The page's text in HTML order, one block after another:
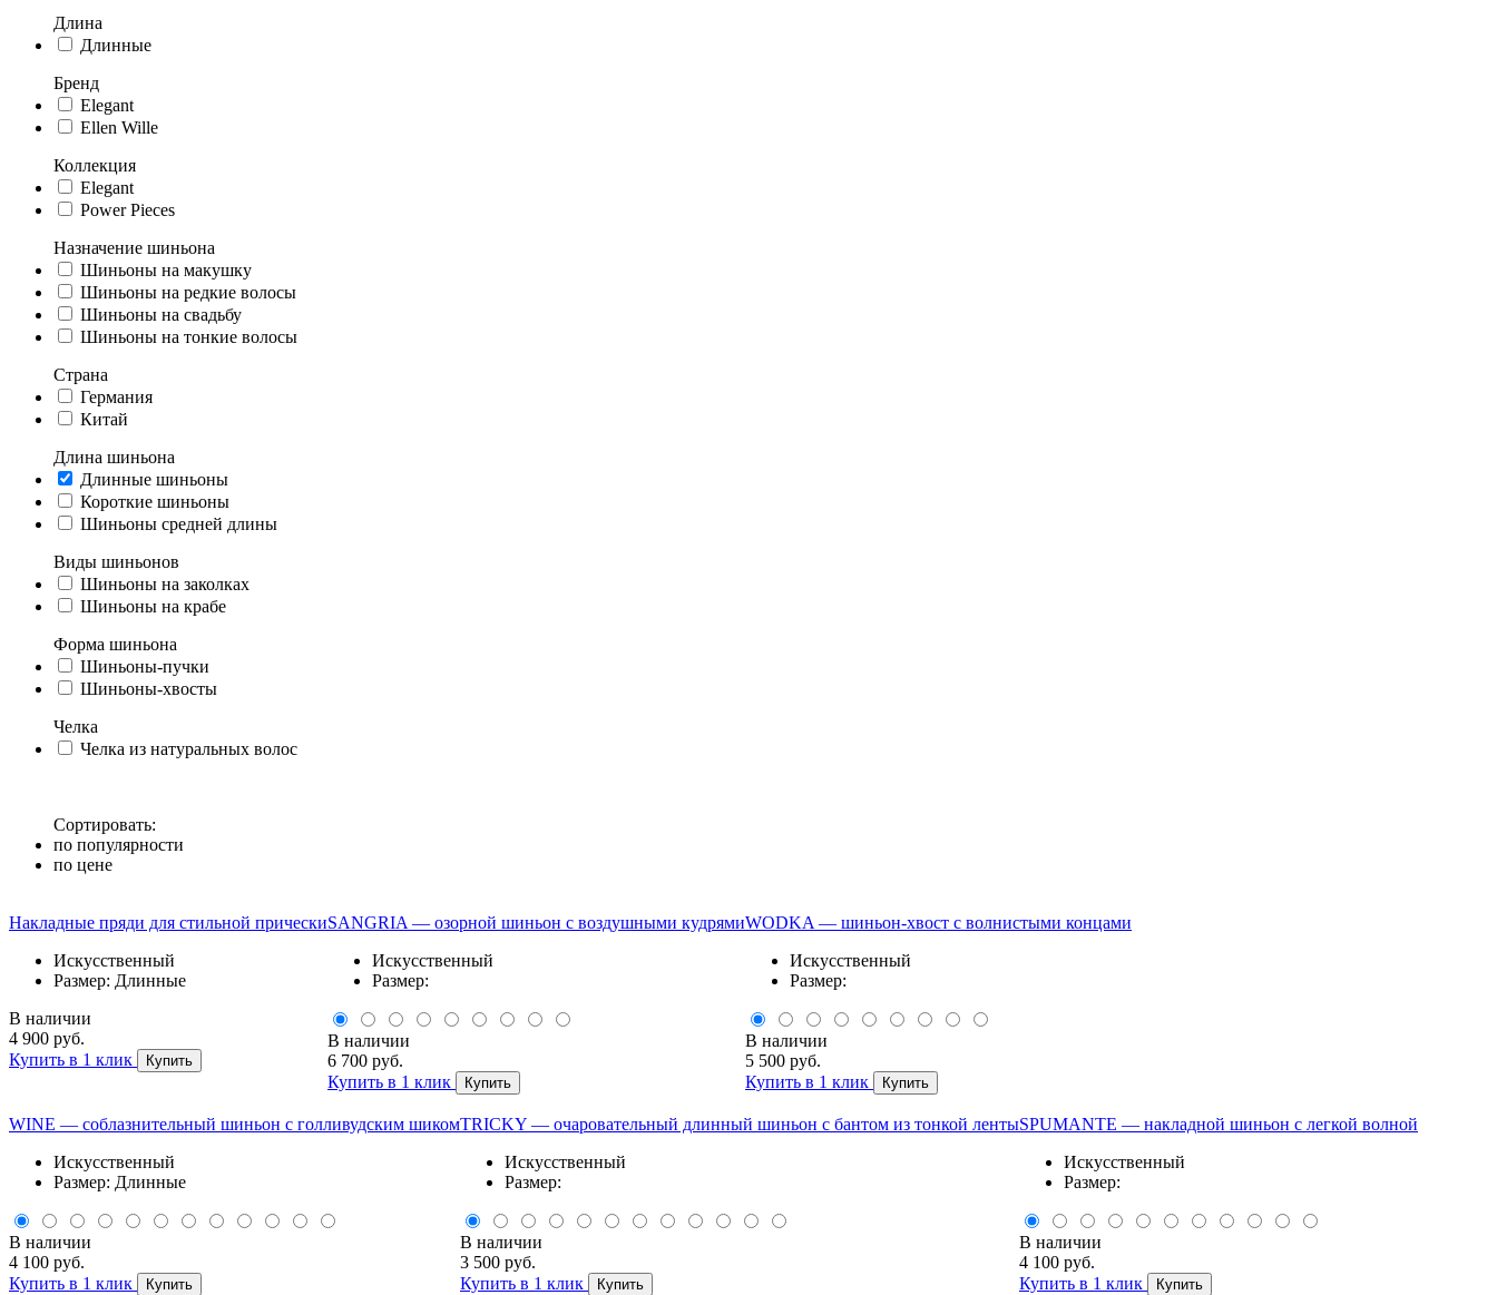
Длина
Длинные
Бренд
Elegant
Ellen Wille
Коллекция
Elegant
Power Pieces
Назначение шиньона
Шиньоны на макушку
Шиньоны на редкие волосы
Шиньоны на свадьбу
Шиньоны на тонкие волосы
Страна
Германия
Китай
Длина шиньона
Длинные шиньоны
Короткие шиньоны
Шиньоны средней длины
Виды шиньонов
Шиньоны на заколках
Шиньоны на крабе
Форма шиньона
Шиньоны-пучки
Шиньоны-хвосты
Челка
Челка из натуральных волос
Сортировать:
по популярности
по цене
Накладные пряди для стильной прически
Искусственный
Размер: Длинные
В наличии
4 900 руб.
Купить в 1 клик
Купить
SANGRIA — озорной шиньон с воздушными кудрями
Искусственный
Размер:
В наличии
6 700 руб.
Купить в 1 клик
Купить
WODKA — шиньон-хвост с волнистыми концами
Искусственный
Размер:
В наличии
5 500 руб.
Купить в 1 клик
Купить
WINE — соблазнительный шиньон с голливудским шиком
Искусственный
Размер: Длинные
В наличии
4 100 руб.
Купить в 1 клик
Купить
TRICKY — очаровательный длинный шиньон с бантом из тонкой ленты
Искусственный
Размер:
В наличии
3 500 руб.
Купить в 1 клик
Купить
SPUMANTE — накладной шиньон с легкой волной
Искусственный
Размер:
В наличии
4 100 руб.
Купить в 1 клик
Купить